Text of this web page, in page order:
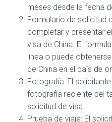
meses desde la fecha
Formulario de solicitud
completar y presentar
visa de China. El
línea o puede
de China en el país de
Fotografía: El
fotografía reciente del
solicitud de visa.
Prueba de viaje: El